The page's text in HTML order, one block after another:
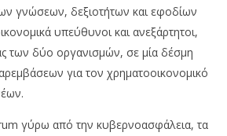
γνώσεων, δεξιοτήτων και εφοδίων
υπεύθυνοι και ανεξάρτητοι,
των δύο οργανισμών, σε μία δέσμη
για τον χρηματοοικονομικό
γύρω από την κυβερνοασφάλεια, τα